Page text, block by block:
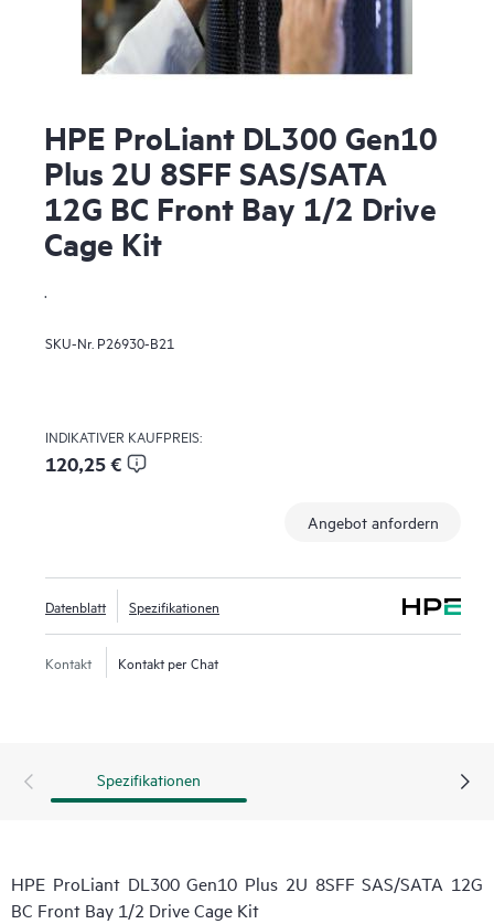
HPE ProLiant DL300 Gen10
Plus 2U 8SFF SAS/SATA
12G BC Front Bay 1/2 Drive
Cage Kit
.
SKU-Nr. P26930-B21
INDIKATIVER KAUFPREIS:
120,25 €
Angebot anfordern
Datenblatt Spezifikationen
Kontakt Kontakt per Chat
Spezifikationen
HPE ProLiant DL300 Gen10 Plus 2U 8SFF SAS/SATA 12G
BC Front Bay 1/2 Drive Cage Kit